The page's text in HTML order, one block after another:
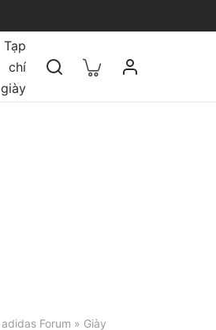
Tạp
chí
giày
adidas Forum » Giày